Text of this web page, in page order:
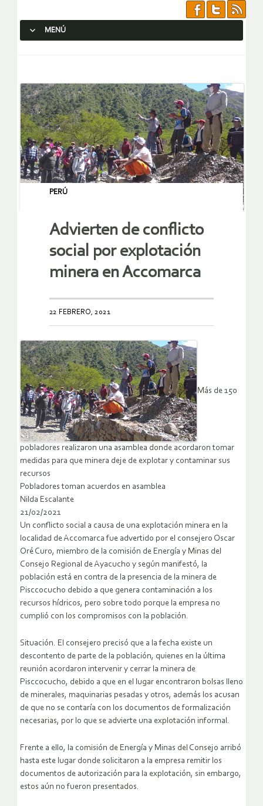
MENÚ
PERÚ
Advierten de conflicto
social por explotación
minera en Accomarca
22 FEBRERO, 2021
Más de 150
pobladores realizaron una asamblea donde acordaron tomar
medidas para que minera deje de explotar y contaminar sus
recursos
Pobladores toman acuerdos en asamblea
Nilda Escalante
21/02/2021
Un conflicto social a causa de una explotación minera en la
localidad de Accomarca fue advertido por el consejero Oscar
Oré Curo, miembro de la comisión de Energía y Minas del
Consejo Regional de Ayacucho y según manifestó, la
población está en contra de la presencia de la minera de
Pisccocucho debido a que genera contaminación a los
recursos hídricos, pero sobre todo porque la empresa no
cumplió con los compromisos con la población.
Situación. El consejero precisó que a la fecha existe un
descontento de parte de la población, quienes en la última
reunión acordaron intervenir y cerrar la minera de
Pisccocucho, debido a que en el lugar encontraron bolsas lleno
de minerales, maquinarias pesadas y otros, además los acusan
de que no se contaría con los documentos de formalización
necesarias, por lo que se advierte una explotación informal.
Frente a ello, la comisión de Energía y Minas del Consejo arribó
hasta este lugar donde solicitaron a la empresa remitir los
documentos de autorización para la explotación, sin embargo,
estos aún no fueron presentados.